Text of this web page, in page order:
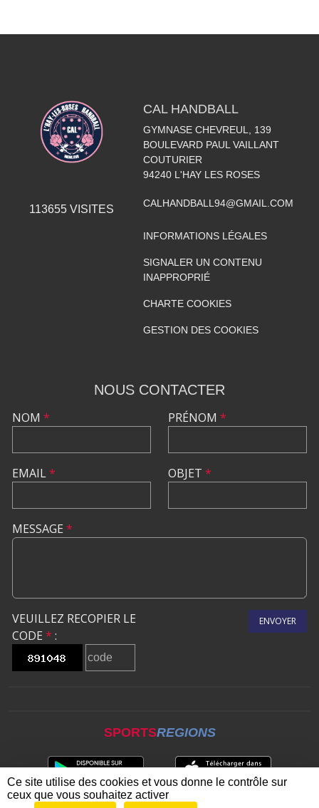
113655VISITES
CAL HANDBALL
GYMNASE CHEVREUL, 139
BOULEVARD PAUL VAILLANT
COUTURIER
94240 L'HAY LES ROSES
CALHANDBALL94@GMAIL.COM
INFORMATIONS LÉGALES
SIGNALER UN CONTENU
INAPPROPRIÉ
CHARTE COOKIES
GESTION DES COOKIES
NOUS CONTACTER
NOM *
EMAIL*
PRÉNOM *
OBJET *
MESSAGE *
VEUILLEZ RECOPIER LE
CODE * :
ENVOYER
SPORTSREGIONS
Ce site utilise des cookies et vous donne le contrôle sur
ceux que vous souhaitez activer